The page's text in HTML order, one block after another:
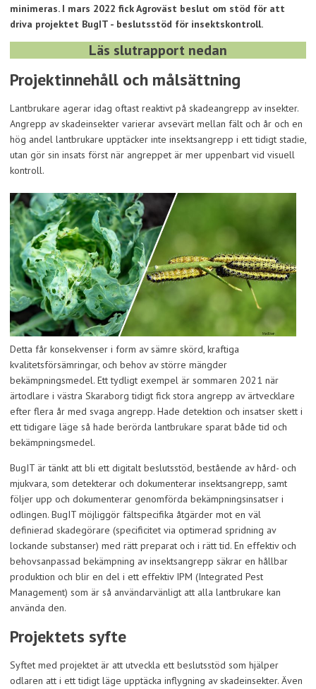
minimeras. I mars 2022 fick Agroväst beslut om stöd för att
driva projektet BugIT - beslutsstöd för insektskontroll.
Läs slutrapport nedan
Projektinnehåll och målsättning
Lantbrukare agerar idag oftast reaktivt på skadeangrepp av insekter.
Angrepp av skadeinsekter varierar avsevärt mellan fält och år och en
hög andel lantbrukare upptäcker inte insektsangrepp i ett tidigt stadie,
utan gör sin insats först när angreppet är mer uppenbart vid visuell
kontroll.
Detta får konsekvenser i form av sämre skörd, kraftiga
kvalitetsförsämringar, och behov av större mängder
bekämpningsmedel. Ett tydligt exempel är sommaren 2021 när
ärtodlare i västra Skaraborg tidigt fick stora angrepp av ärtvecklare
efter flera år med svaga angrepp. Hade detektion och insatser skett i
ett tidigare läge så hade berörda lantbrukare sparat både tid och
bekämpningsmedel.
BugIT är tänkt att bli ett digitalt beslutsstöd, bestående av hård- och
mjukvara, som detekterar och dokumenterar insektsangrepp, samt
följer upp och dokumenterar genomförda bekämpningsinsatser i
odlingen. BugIT möjliggör fältspecifika åtgärder mot en väl
definierad skadegörare (specificitet via optimerad spridning av
lockande substanser) med rätt preparat och i rätt tid. En effektiv och
behovsanpassad bekämpning av insektsangrepp säkrar en hållbar
produktion och blir en del i ett effektiv IPM (Integrated Pest
Management) som är så användarvänligt att alla lantbrukare kan
använda den.
Projektets syfte
Syftet med projektet är att utveckla ett beslutsstöd som hjälper
odlaren att i ett tidigt läge upptäcka inflygning av skadeinsekter. Även